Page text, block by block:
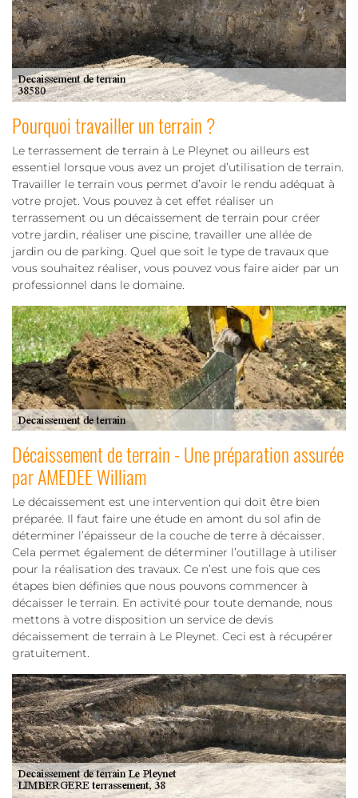
Pourquoi travailler un terrain ?
Le terrassement de terrain à Le Pleynet ou ailleurs est
essentiel lorsque vous avez un projet d’utilisation de terrain.
Travailler le terrain vous permet d’avoir le rendu adéquat à
votre projet. Vous pouvez à cet effet réaliser un
terrassement ou un décaissement de terrain pour créer
votre jardin, réaliser une piscine, travailler une allée de
jardin ou de parking. Quel que soit le type de travaux que
vous souhaitez réaliser, vous pouvez vous faire aider par un
professionnel dans le domaine.
Décaissement de terrain - Une préparation assurée
par AMEDEE William
Le décaissement est une intervention qui doit être bien
préparée. Il faut faire une étude en amont du sol afin de
déterminer l’épaisseur de la couche de terre à décaisser.
Cela permet également de déterminer l’outillage à utiliser
pour la réalisation des travaux. Ce n’est une fois que ces
étapes bien définies que nous pouvons commencer à
décaisser le terrain. En activité pour toute demande, nous
mettons à votre disposition un service de devis
décaissement de terrain à Le Pleynet. Ceci est à récupérer
gratuitement.